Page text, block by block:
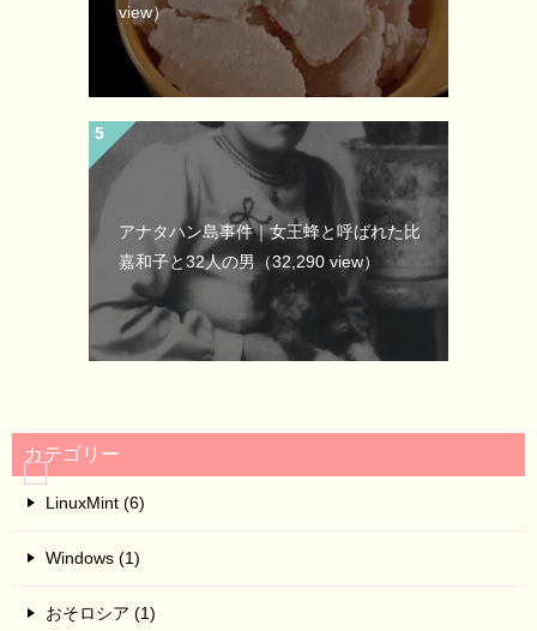
view）
アナタハン島事件｜女王蜂と呼ばれた比
嘉和子と32人の男（32,290 view）
カテゴリー
LinuxMint (6)
Windows (1)
おそロシア (1)